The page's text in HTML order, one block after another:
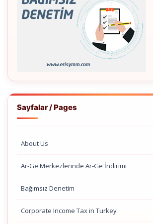
Sayfalar / Pages
About Us
Ar-Ge Merkezlerinde Ar-Ge İndirimi
Bağımsız Denetim
Corporate Income Tax in Turkey